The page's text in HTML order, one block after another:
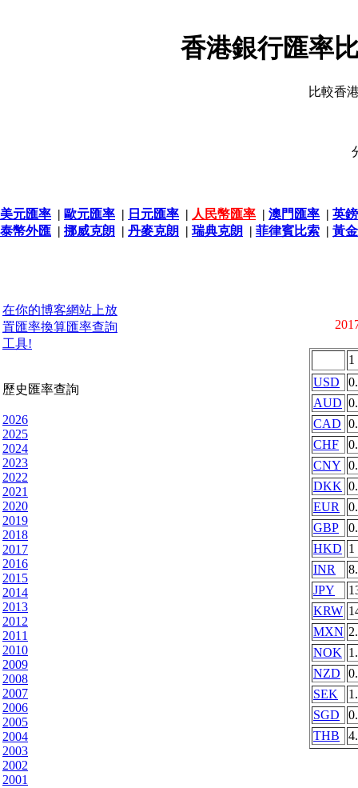
香港銀行匯率
比較香
美元匯率 | 歐元匯率 | 日元匯率 | 人民幣匯率 | 澳門匯率 | 英
泰幣外匯 | 挪威克朗 | 丹麥克朗 | 瑞典克朗 | 菲律賓比索 | 黃
在你的博客網站上放
置匯率換算匯率查詢
工具!
歷史匯率查詢
2026
2025
2024
2023
2022
2021
2020
2019
2018
2017
2016
2015
2014
2013
2012
2011
2010
2009
2008
2007
2006
2005
2004
2003
2002
2001
1
USD
AUD
CAD
CHF
CNY
DKK
EUR
GBP
HKD 1
INR
JPY
KRW
MXN
NOK
NZD
SEK
SGD
THB